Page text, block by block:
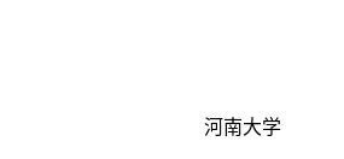
河南大学